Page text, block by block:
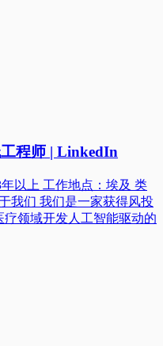
程师 | LinkedIn
以上 工作地点：埃及 类
我们 我们是一家获得风投
领域开发人工智能驱动的